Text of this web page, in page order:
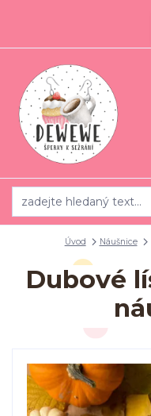
Úvod Náušnice
Dubové